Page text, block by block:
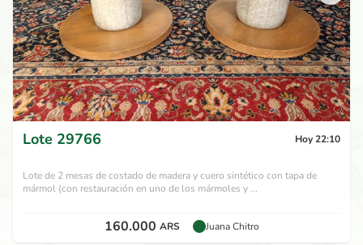
Lote 29766 Hoy 22:10
Lote de 2 mesas de costado de madera y cuero sintético con tapa de
mármol (con restauración en uno de los mármoles y ...
160.000 ARS Juana Chitro